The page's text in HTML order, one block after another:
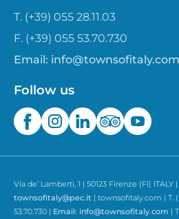
T. (+39) 055 28.11.03
F. (+39) 055 53.70.730
Email: info@townsofitaly.com
Follow us
Via de’ Lamberti, 1 | 50123 Firenze (FI) ITALY
townsofitaly@pec.it | townsofitaly.com | T.
53.70.730 | Email: info@townsofitaly.com |